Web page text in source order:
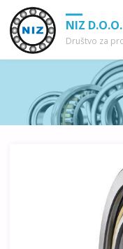
NIZ D.O.O.
Društvo za